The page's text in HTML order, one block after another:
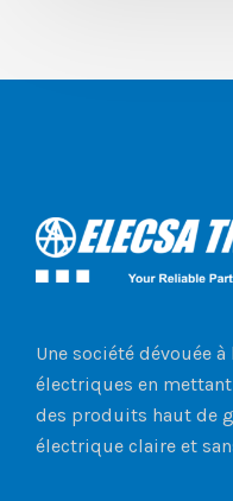
Une société dévouée
électriques en
des produits haut de
électrique claire et